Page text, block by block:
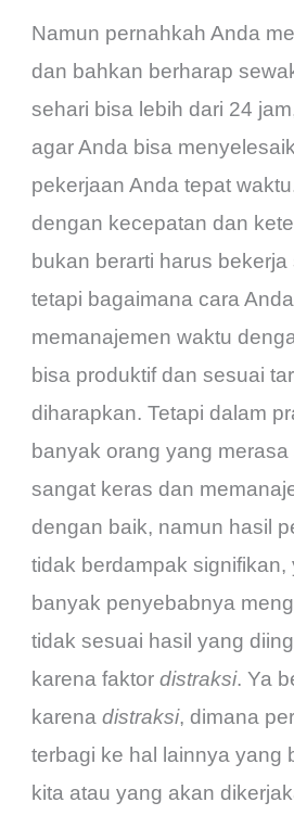
Namun pernahkah Anda
dan bahkan berharap
sehari bisa lebih dari 24
agar Anda bisa
pekerjaan Anda tepat
dengan kecepatan dan
bukan berarti harus
tetapi bagaimana cara
memanajemen waktu
bisa produktif dan sesuai
diharapkan. Tetapi dalam
banyak orang yang
sangat keras dan
dengan baik, namun hasil
tidak berdampak signifikan,
banyak penyebabnya
tidak sesuai hasil yang
karena faktordistraksi. Ya
karenadistraksi, dimana
terbagi ke hal lainnya yang
kita atau yang akan